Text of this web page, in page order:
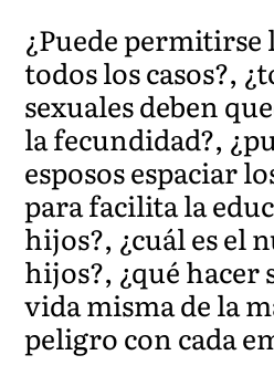
¿Puede permitirse
todos los casos?,
sexuales deben
la fecundidad?,
esposos espaciar
para facilita la
hijos?, ¿cuál es el
hijos?, ¿qué hacer
vida misma de la
peligro con cada